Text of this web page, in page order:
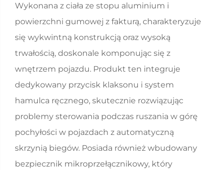
Wykonana z ciała ze stopu aluminium i
powierzchni gumowej z fakturą, charakteryzuje
się wykwintną konstrukcją oraz wysoką
trwałością, doskonale komponując się z
wnętrzem pojazdu. Produkt ten integruje
dedykowany przycisk klaksonu i system
hamulca ręcznego, skutecznie rozwiązując
problemy sterowania podczas ruszania w górę
pochyłości w pojazdach z automatyczną
skrzynią biegów. Posiada również wbudowany
bezpiecznik mikroprzełącznikowy, który